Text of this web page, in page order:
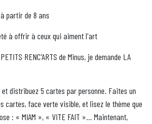
partir de 8 ans
à offrir à ceux qui aiment l'art
RENC'ARTS de Minus, je demande LA
distribuez 5 cartes par personne. Faites un
cartes, face verte visible, et lisez le thème que
: « MIAM », « VITE FAIT »... Maintenant,